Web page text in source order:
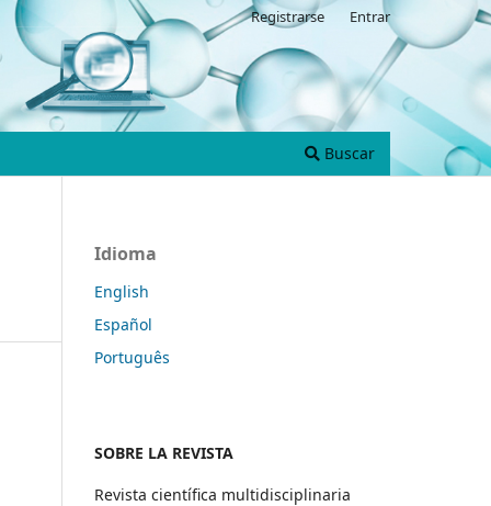
Buscar
Registrarse Entrar
Idioma
English
Español
Português
SOBRE LA REVISTA
Revista científica multidisciplinaria